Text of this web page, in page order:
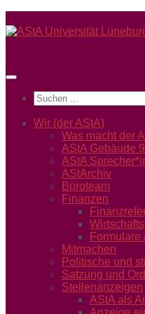
dem
Suchen
nach:
Wir (der AStA)
Was macht der
AStA Gebäude 9
AStA
AStArchiv
Büroteam
Finanzen
Formulare
Mitmachen
Politische und
Satzung und
Stellenanzeigen
AStA als